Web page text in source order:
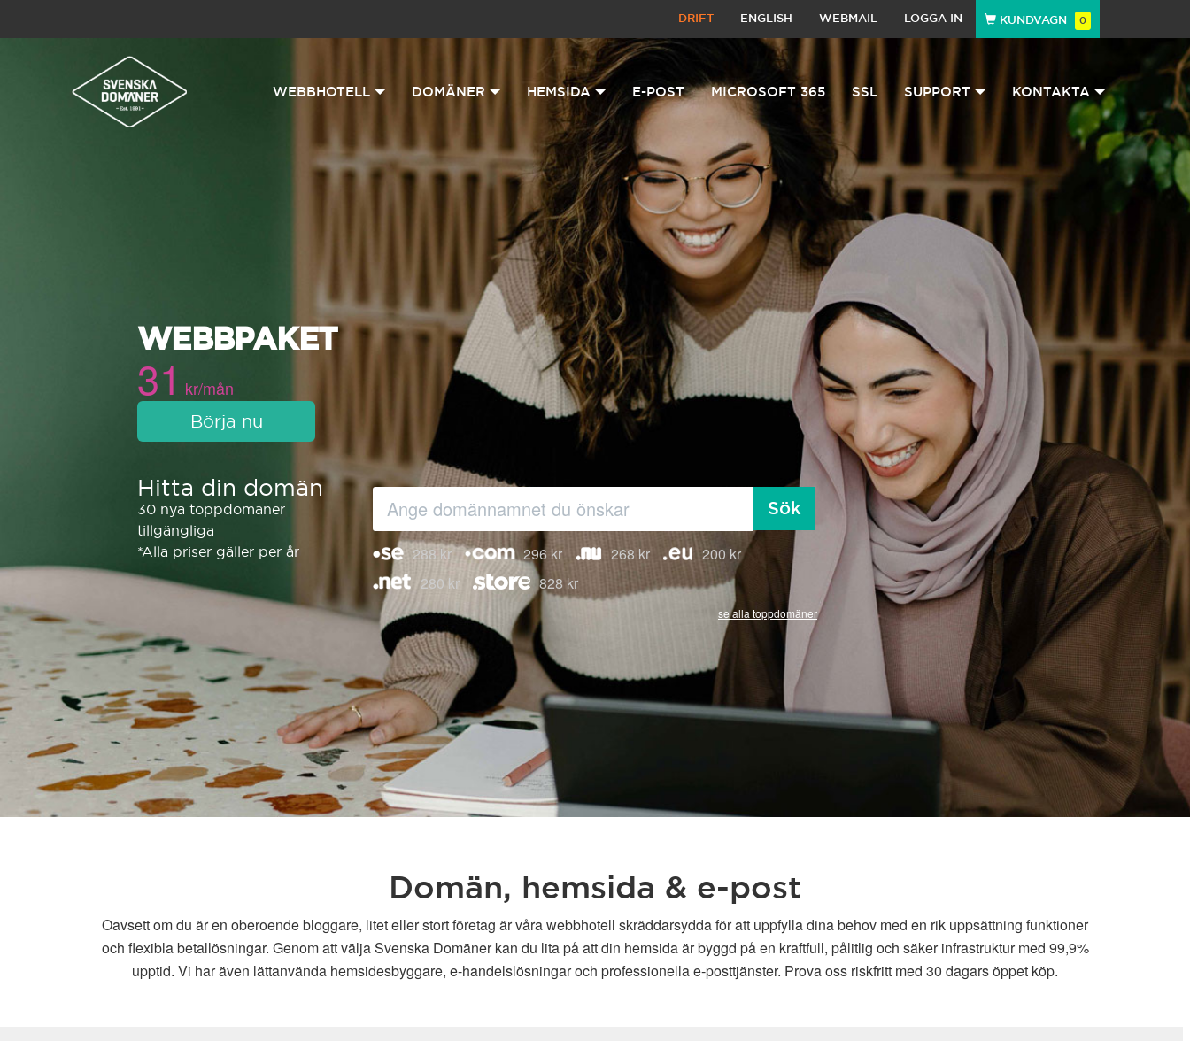
DRIFT ENGLISH WEBMAIL LOGGA IN KUNDVAGN 0
WEBBHOTELL DOMÄNER HEMSIDA E-POST MICROSOFT 365 SSL SUPPORT KONTAKTA
WEBBPAKET
31 kr/mån
Börja nu
Hitta din domän
30 nya toppdomäner
tillgängliga
*Alla priser gäller per år
Sök
288 kr 296 kr 268 kr
200 kr
280 kr
828 kr
se alla toppdomäner
Domän, hemsida & e-post
Oavsett om du är en oberoende bloggare, litet eller stort företag är våra webbhotell skräddarsydda för att uppfylla dina behov med en rik uppsättning funktioner
och flexibla betallösningar. Genom att välja Svenska Domäner kan du lita på att din hemsida är byggd på en kraftfull, pålitlig och säker infrastruktur med 99,9%
upptid. Vi har även lättanvända hemsidesbyggare, e-handelslösningar och professionella e-posttjänster. Prova oss riskfritt med 30 dagars öppet köp.